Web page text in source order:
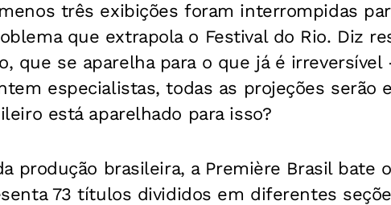
três exibições foram interrompidas
que extrapola o Festival do Rio. Diz
que se aparelha para o que já é
especialistas, todas as projeções serão
está aparelhado para isso?
produção brasileira, a Première Brasil bate
73 títulos divididos em diferentes